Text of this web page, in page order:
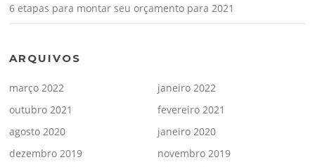
6 etapas para montar seu orçamento para 2021
ARQUIVOS
março 2022
janeiro 2022
outubro 2021
fevereiro 2021
agosto 2020
janeiro 2020
dezembro 2019
novembro 2019